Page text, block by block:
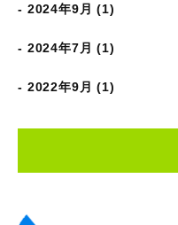
2024年9月 (1)
2024年7月 (1)
2022年9月 (1)